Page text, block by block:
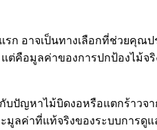
ก อาจเป็นทางเลือกที่ช่วยคุ
คือมูลค่าของการปกป้องไม้จ
บปัญหาไม้บิดงอหรือแตกร้า
ลค่าที่แท้จริงของระบบการดู